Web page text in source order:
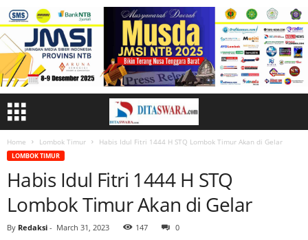
Home Lombok Timur Habis Idul Fitri 1444 H STQ Lombok Timur Akan di Gelar
LOMBOK TIMUR
Habis Idul Fitri 1444 H STQ
Lombok Timur Akan di Gelar
By Redaksi - March 31, 2023 147 0